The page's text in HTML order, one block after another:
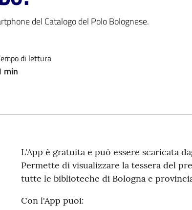
del Catalogo del Polo Bolognese.
di lettura
min
L'App è gratuita e può essere scaricata
Permette di visualizzare la tessera del
tutte le biblioteche di Bologna e
Con l'App puoi: